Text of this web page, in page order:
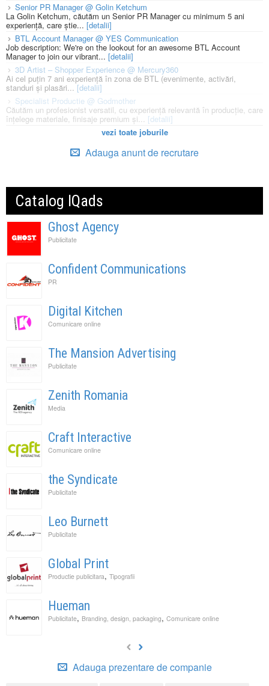
Senior PR Manager @ Golin Ketchum
La Golin Ketchum, căutăm un Senior PR Manager cu minimum 5 ani
experiență, care știe... [detalii]
BTL Account Manager @ YES Communication
Job description: We're on the lookout for an awesome BTL Account
Manager to join our vibrant... [detalii]
3D Artist – Shopper Experience @ Mercury360
Ai cel puțin 7 ani experiență în zona de BTL (evenimente, activări,
standuri și plasări...[detalii]
Specialist Productie @ Godmother
Căutăm un profesionist versatil, cu experiență relevantă în producție, care
înțelege materiale, finisaje premium și... [detalii]
vezi toate joburile
Adauga anunt de recrutare
Catalog IQads
Ghost Agency
Publicitate
Confident Communications
PR
Digital Kitchen
Comunicare online
The Mansion Advertising
Publicitate
Zenith Romania
Media
Craft Interactive
Comunicare online
the Syndicate
Publicitate
Leo Burnett
Publicitate
Global Print
Productie publicitara, Tipografii
Hueman
Publicitate, Branding, design, packaging, Comunicare online
Adauga prezentare de companie